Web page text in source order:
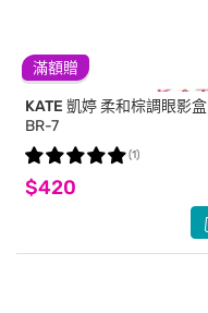
滿額贈
KATE 凱婷 柔和棕調眼影盒
BR-7
$420
(1)